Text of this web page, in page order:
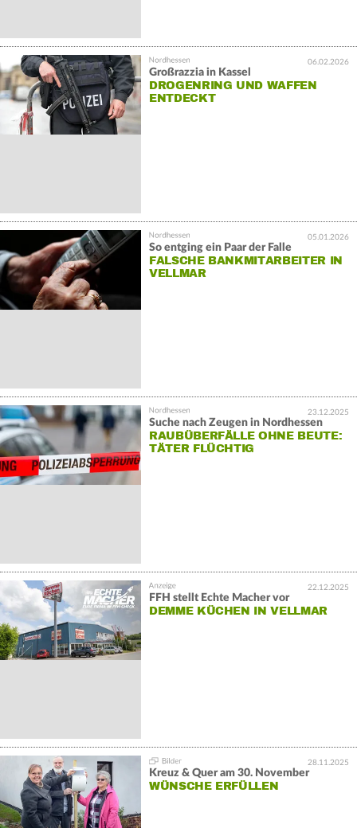
06.02.2026
Großrazzia in Kassel
DROGENRING UND WAFFEN
ENTDECKT
05.01.2026
So entging ein Paar der Falle
FALSCHE BANKMITARBEITER IN
VELLMAR
23.12.2025
Suche nach Zeugen in Nordhessen
RAUBÜBERFÄLLE OHNE BEUTE:
TÄTER FLÜCHTIG
22.12.2025
FFH stellt Echte Macher vor
DEMME KÜCHEN IN VELLMAR
28.11.2025
Kreuz & Quer am 30. November
WÜNSCHE ERFÜLLEN